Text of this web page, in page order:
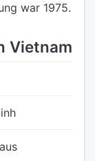
war 1975.
Vietnam